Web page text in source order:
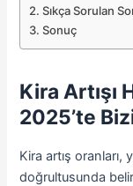
Sıkça Sorulan
Sonuç
Kira Artışı
2025’te
Kira artış
doğrultusunda